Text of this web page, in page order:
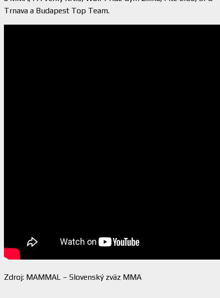
Trnava a Budapest Top Team.
Zdroj: MAMMAL – Slovenský zväz MMA